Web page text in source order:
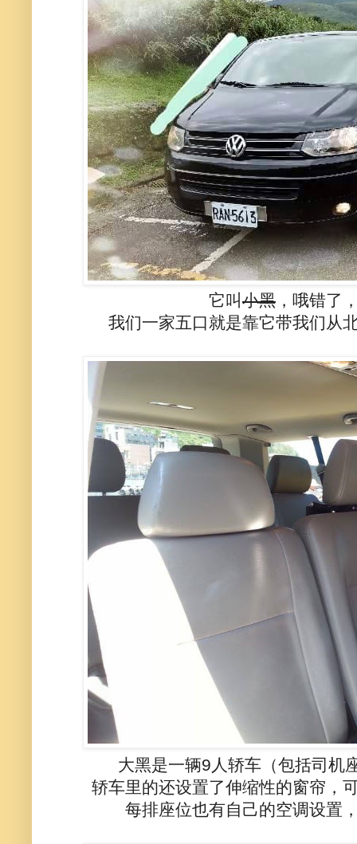
它叫小黑 ，哦错了
我们一家五口就是靠它带我们从
大黑是一辆9人轿车（包括司机
轿车里的还设置了伸缩性的窗帘，
每排座位也有自己的空调设置